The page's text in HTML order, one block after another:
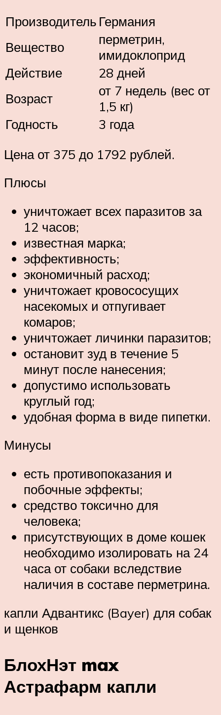
Производитель Германия
Вещество
перметрин,
имидоклоприд
Действие
28 дней
Возраст
от 7 недель (вес от
1,5 кг)
Годность
3 года
Цена от 375 до 1792 рублей.
Плюсы
уничтожает всех паразитов за
12 часов;
известная марка;
эффективность;
экономичный расход;
уничтожает кровососущих
насекомых и отпугивает
комаров;
уничтожает личинки паразитов;
остановит зуд в течение 5
минут после нанесения;
допустимо использовать
круглый год;
удобная форма в виде пипетки.
Минусы
есть противопоказания и
побочные эффекты;
средство токсично для
человека;
присутствующих в доме кошек
необходимо изолировать на 24
часа от собаки вследствие
наличия в составе перметрина.
капли Адвантикс (Bayer) для собак
и щенков
БлохНэт max
Астрафарм капли